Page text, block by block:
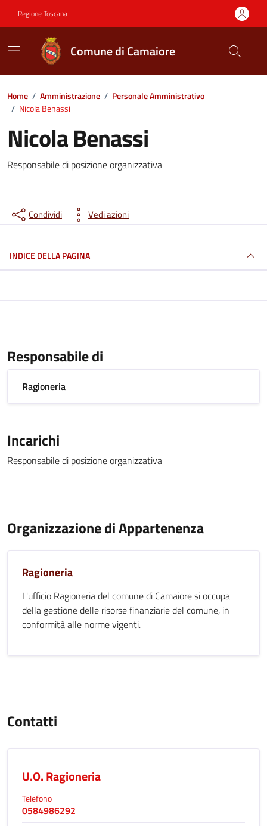
Regione Toscana
Comune di Camaiore
Contenuti in evidenza
Home / Amministrazione / Personale Amministrativo
/ Nicola Benassi
Nicola Benassi
Responsabile di posizione organizzativa
Condividi Vedi azioni
INDICE DELLA PAGINA
Responsabile di
Ragioneria
Incarichi
Responsabile di posizione organizzativa
Organizzazione di Appartenenza
Ragioneria
L'ufficio Ragioneria del comune di Camaiore si occupa
della gestione delle risorse finanziarie del comune, in
conformità alle norme vigenti.
Contatti
U.O. Ragioneria
Telefono
0584986292